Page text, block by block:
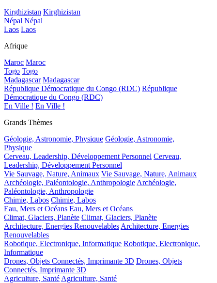
Kirghizistan Kirghizistan
Népal Népal
Laos Laos
Afrique
Maroc Maroc
Togo Togo
Madagascar Madagascar
République Démocratique du Congo (RDC) République
Démocratique du Congo (RDC)
En Ville ! En Ville !
Grands Thèmes
Géologie, Astronomie, Physique Géologie, Astronomie,
Physique
Cerveau, Leadership, Développement Personnel Cerveau,
Leadership, Développement Personnel
Vie Sauvage, Nature, Animaux Vie Sauvage, Nature, Animaux
Archéologie, Paléontologie, Anthropologie Archéologie,
Paléontologie, Anthropologie
Chimie, Labos Chimie, Labos
Eau, Mers et Océans Eau, Mers et Océans
Climat, Glaciers, Planète Climat, Glaciers, Planète
Architecture, Energies Renouvelables Architecture, Energies
Renouvelables
Robotique, Electronique, Informatique Robotique, Electronique,
Informatique
Drones, Objets Connectés, Imprimante 3D Drones, Objets
Connectés, Imprimante 3D
Agriculture, Santé Agriculture, Santé